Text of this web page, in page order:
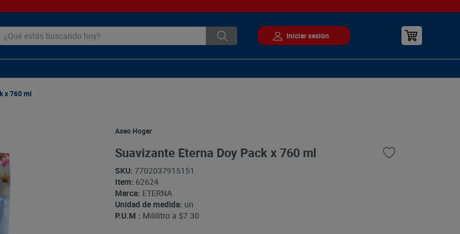
estás buscando hoy?
x 760 ml
Aseo Hogar
Suavizante Eterna Doy Pack x 760 ml
SKU: 7702037915151
Item: 62624
Marca: ETERNA
Unidad de medida: un
P.U.M : Mililitro a $7.30